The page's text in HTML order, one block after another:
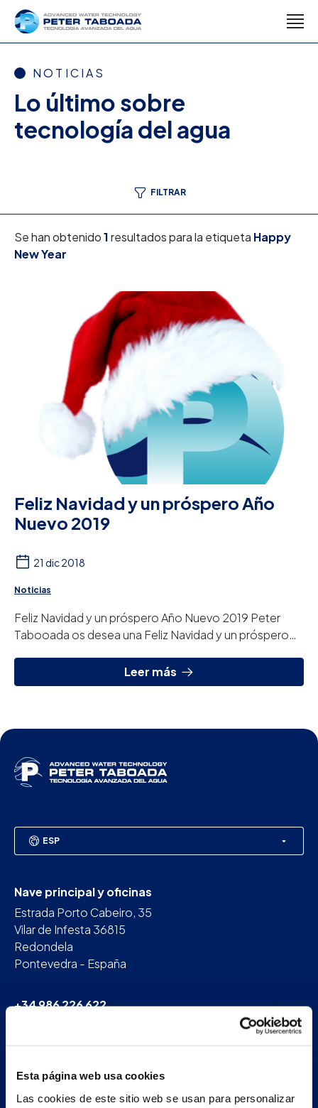
Esta página web usa cookies
Las cookies de este sitio web se usan para personalizar
NOTICIAS
Lo último sobre
tecnología del agua
FILTRAR
Se han obtenido1resultados para la etiqueta Happy
New Year
Feliz Navidad y un próspero Año
Nuevo 2019
21 dic 2018
Noticias
Feliz Navidad y un próspero Año Nuevo 2019 Peter
Tabooada os desea una Feliz Navidad y un próspero
Leer más
ESP
Nave principal y oficinas
Estrada Porto Cabeiro, 35
Vilar de Infesta 36815
Redondela
Pontevedra - España
+34 986 226 622